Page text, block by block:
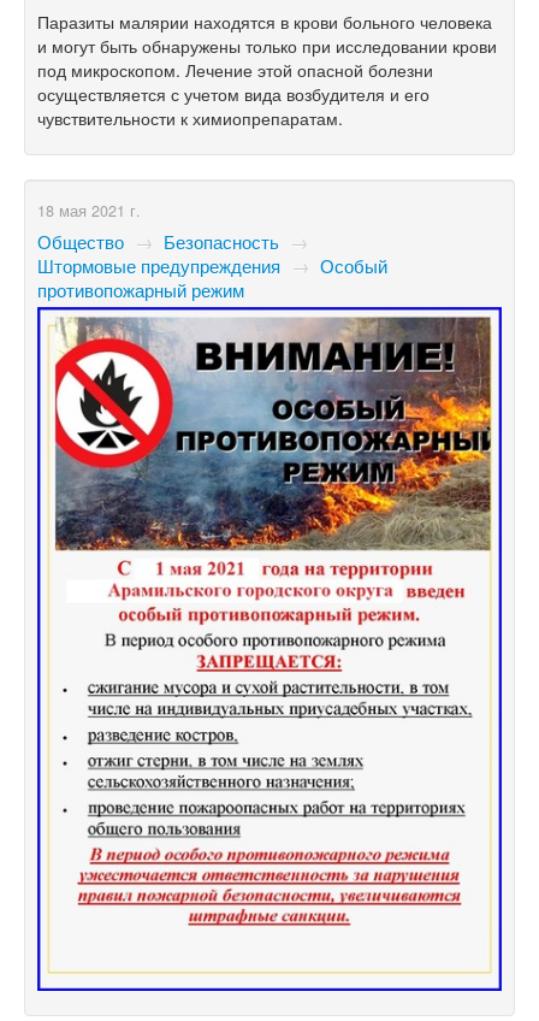
Паразиты малярии находятся в крови больного человека
и могут быть обнаружены только при исследовании крови
под микроскопом. Лечение этой опасной болезни
осуществляется с учетом вида возбудителя и его
чувствительности к химиопрепаратам.
18 мая 2021 г.
Общество → Безопасность →
Штормовые предупреждения → Особый
противопожарный режим